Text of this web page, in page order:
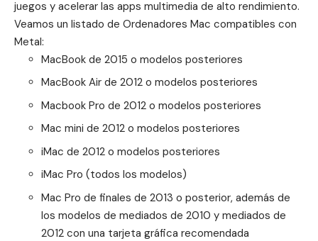
juegos y acelerar las apps multimedia de alto rendimiento.
Veamos un listado de Ordenadores Mac compatibles con
Metal:
MacBook de 2015 o modelos posteriores
MacBook Air de 2012 o modelos posteriores
Macbook Pro de 2012 o modelos posteriores
Mac mini de 2012 o modelos posteriores
iMac de 2012 o modelos posteriores
iMac Pro (todos los modelos)
Mac Pro de finales de 2013 o posterior, además de
los modelos de mediados de 2010 y mediados de
2012 con una tarjeta gráfica recomendada